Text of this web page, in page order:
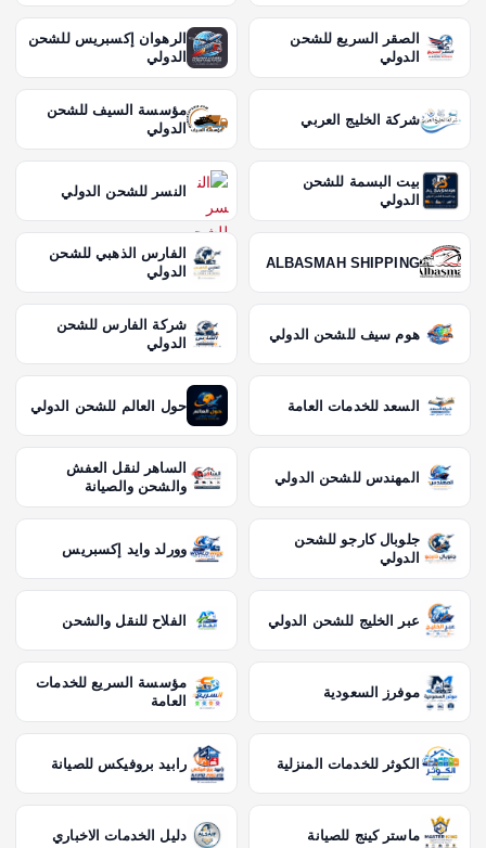
الصقر السريع للشحن
الدولي
الرهوان إكسبريس للشحن
الدولي
شركة الخليج العربي
مؤسسة السيف للشحن
الدولي
بيت البسمة للشحن
الدولي
النسر للشحن الدولي
ALBASMAH SHIPPING
الفارس الذهبي للشحن
الدولي
هوم سيف للشحن الدولي
شركة الفارس للشحن
الدولي
السعد للخدمات العامة حول العالم للشحن الدولي
المهندس للشحن الدولي
الساهر لنقل العفش
والشحن والصيانة
جلوبال كارجو للشحن
الدولي
وورلد وايد إكسبريس
عبر الخليج للشحن الدولي الفلاح للنقل والشحن
موفرز السعودية
مؤسسة السريع للخدمات
العامة
الكوثر للخدمات المنزلية رابيد بروفيكس للصيانة
ماستر كينج للصيانة دليل الخدمات الاخباري